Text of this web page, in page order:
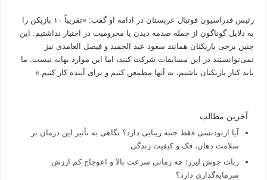
رئیس فدراسیون فوتبال عربستان در ادامه او گفت: «تقریباً ۱۰ بازیکن را
به دلایل گوناگون از جمله صدمه دیدن یا محرومیت در اختیار نداشتیم. این
چنین برخی بازیکنان همانند سعود عبد الحمید و فیصل الغامدی نیز
نمی‌توانستند در این مسابقات شرکت کنند، اما این موارد بهانه نیست. ما
باید کنار بازیکنان باشیم، به آنها مطمعن کنیم و برای آینده کار کنیم.»
آخرین مطالب
آیا ارتودنسی فقط جنبه زیبایی دارد؟ نگاهی به تأثیر این درمان بر
سلامت دهان، فک و کیفیت زندگی
ربات جوش لیزر؛ چه زمانی سرعت بالا و اعوجاج کم ارزش
سرمایه‌گذاری دارد؟